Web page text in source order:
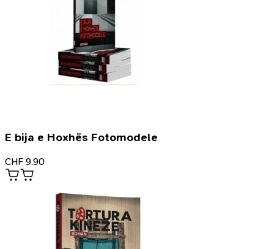
E bija e Hoxhës Fotomodele
CHF 9.90